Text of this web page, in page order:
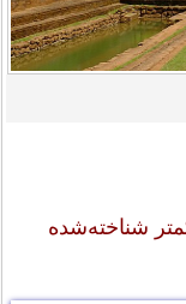
شناخته‌شده